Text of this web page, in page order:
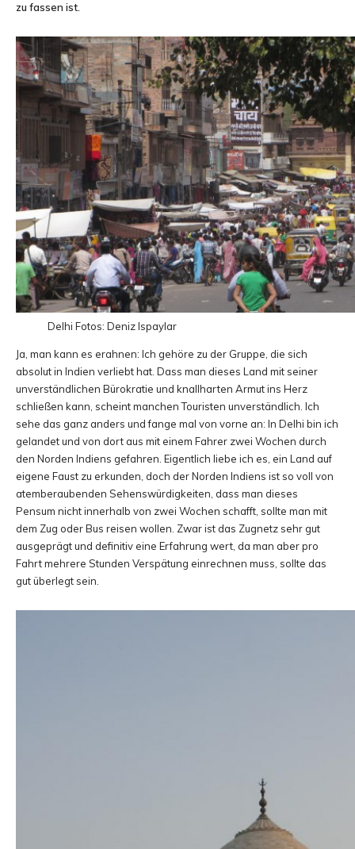
Erlebnisberichten
aus
aller
Welt
zu fassen ist.
Delhi Fotos: Deniz Ispaylar
Ja, man kann es erahnen: Ich gehöre zu der Gruppe, die sich
absolut in Indien verliebt hat. Dass man dieses Land mit seiner
unverständlichen Bürokratie und knallharten Armut ins Herz
schließen kann, scheint manchen Touristen unverständlich. Ich
sehe das ganz anders und fange mal von vorne an: In Delhi bin ich
gelandet und von dort aus mit einem Fahrer zwei Wochen durch
den Norden Indiens gefahren. Eigentlich liebe ich es, ein Land auf
eigene Faust zu erkunden, doch der Norden Indiens ist so voll von
atemberaubenden Sehenswürdigkeiten, dass man dieses
Pensum nicht innerhalb von zwei Wochen schafft, sollte man mit
dem Zug oder Bus reisen wollen. Zwar ist das Zugnetz sehr gut
ausgeprägt und definitiv eine Erfahrung wert, da man aber pro
Fahrt mehrere Stunden Verspätung einrechnen muss, sollte das
gut überlegt sein.